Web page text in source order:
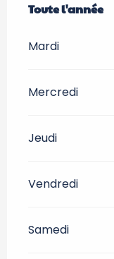
Toute l'année
Toute l'année
Mardi
Mercredi
Jeudi
Vendredi
Samedi